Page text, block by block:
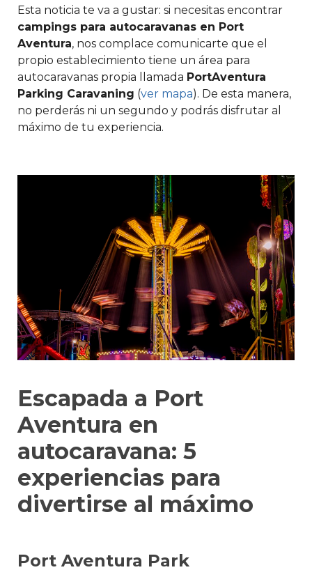
Esta noticia te va a gustar: si necesitas encontrar
campings para autocaravanas en Port
Aventura, nos complace comunicarte que el
propio establecimiento tiene un área para
autocaravanas propia llamada PortAventura
Parking Caravaning (ver mapa). De esta manera,
no perderás ni un segundo y podrás disfrutar al
máximo de tu experiencia.
Escapada a Port
Aventura en
autocaravana: 5
experiencias para
divertirse al máximo
Port Aventura Park